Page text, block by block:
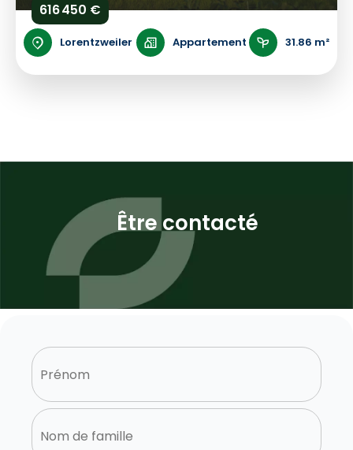
616 450 €
Lorentzweiler Appartement 31.86 m²
Être contacté